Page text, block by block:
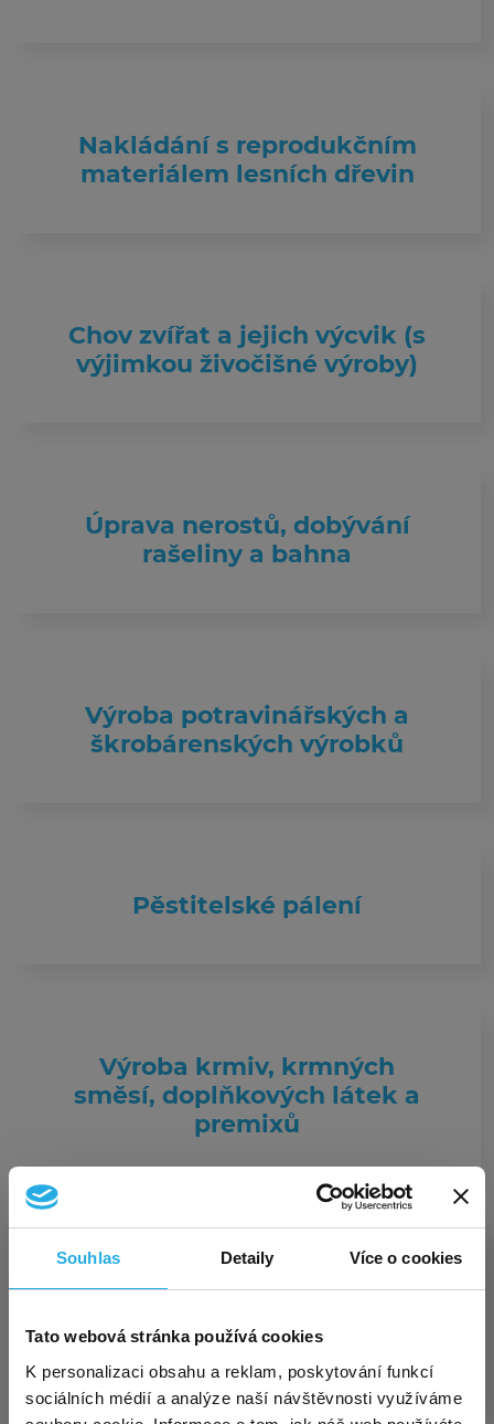
Souhlas Detaily Více o cookies
Tato webová stránka používá cookies
K personalizaci obsahu a reklam, poskytování funkcí
sociálních médií a analýze naší návštěvnosti využíváme
Nakládání s reprodukčním
materiálem lesních dřevin
Chov zvířat a jejich výcvik (s
výjimkou živočišné výroby)
Úprava nerostů, dobývání
rašeliny a bahna
Výroba potravinářských a
škrobárenských výrobků
Pěstitelské pálení
Výroba krmiv, krmných
směsí, doplňkových látek a
premixů
Výroba textilií, textilních
doplňků
Exkluzivní akce pro nové
zákazníky – virtuální sídlo za
polovinu!